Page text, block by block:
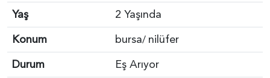
Yaş
2 Yaşında
Konum
bursa/ nilüfer
Durum
Eş Arıyor